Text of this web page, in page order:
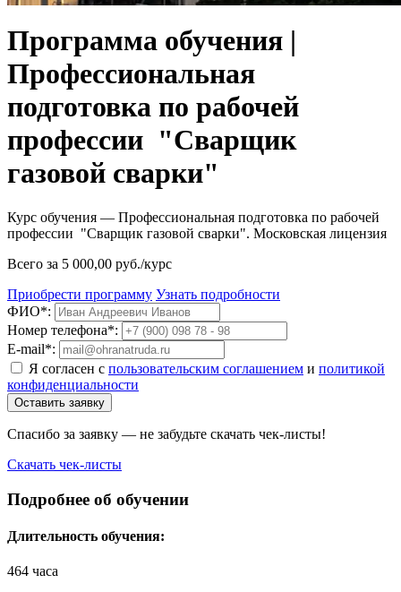
Программа обучения |
Профессиональная
подготовка по рабочей
профессии "Сварщик
газовой сварки"
Курс обучения — Профессиональная подготовка по рабочей
профессии "Сварщик газовой сварки". Московская лицензия
Всего за 5 000,00 руб./курс
Приобрести программу Узнать подробности
ФИО*:
Номер телефона*:
E-mail*:
Я согласен с пользовательским соглашением и политикой
конфиденциальности
Оставить заявку
Спасибо за заявку — не забудьте скачать чек-листы!
Скачать чек-листы
Подробнее об обучении
Длительность обучения:
464 часа